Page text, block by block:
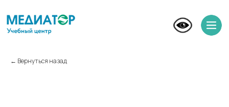
← Вернуться назад